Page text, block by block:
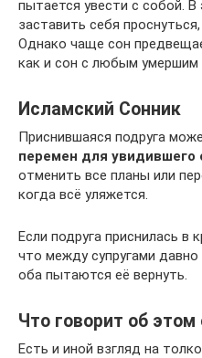
пытается увести с собой. В
заставить себя
Однако чаще сон
как и сон с любым умершим
Исламский Cонник
Приснившаяся подруга
перемен для увидившего
отменить все планы или
когда всё уляжется.
Если подруга приснилась в
что между супругами
оба пытаются её вернуть.
Что говорит об
Есть и иной взгляд на